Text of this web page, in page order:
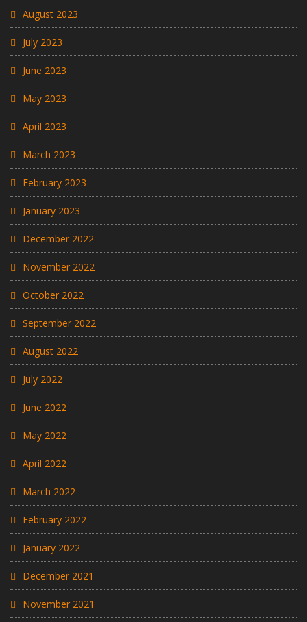
August 2023
July 2023
June 2023
May 2023
April 2023
March 2023
February 2023
January 2023
December 2022
November 2022
October 2022
September 2022
August 2022
July 2022
June 2022
May 2022
April 2022
March 2022
February 2022
January 2022
December 2021
November 2021